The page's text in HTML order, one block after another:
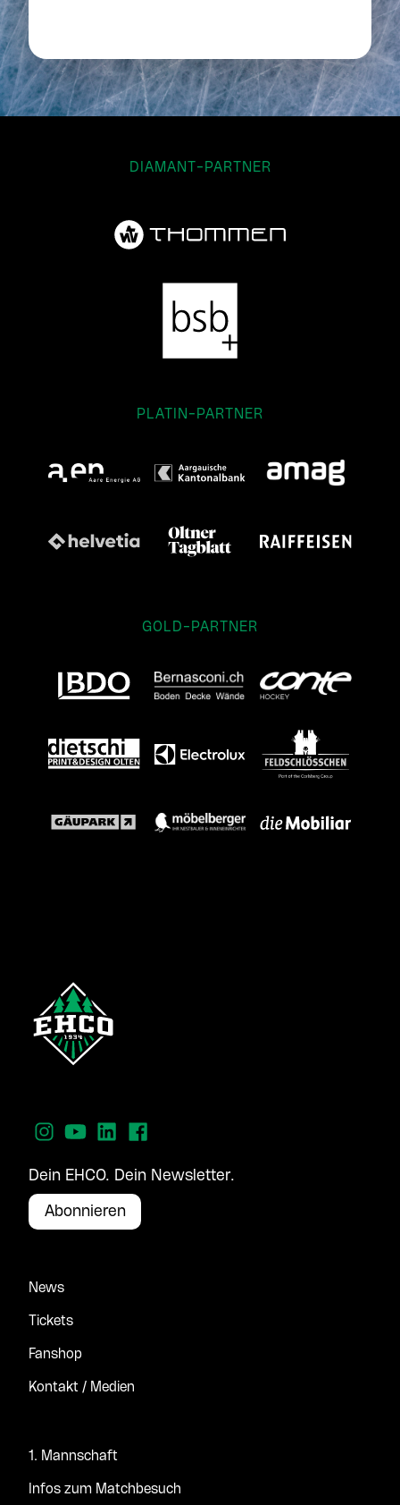
DIAMANT-PARTNER
PLATIN-PARTNER
GOLD-PARTNER
Dein EHCO. Dein Newsletter.
Abonnieren
News
Tickets
Fanshop
Kontakt / Medien
1. Mannschaft
Infos zum Matchbesuch